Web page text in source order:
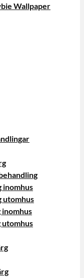
Wallpaper
inomhus
utomhus
inomhus
utomhus